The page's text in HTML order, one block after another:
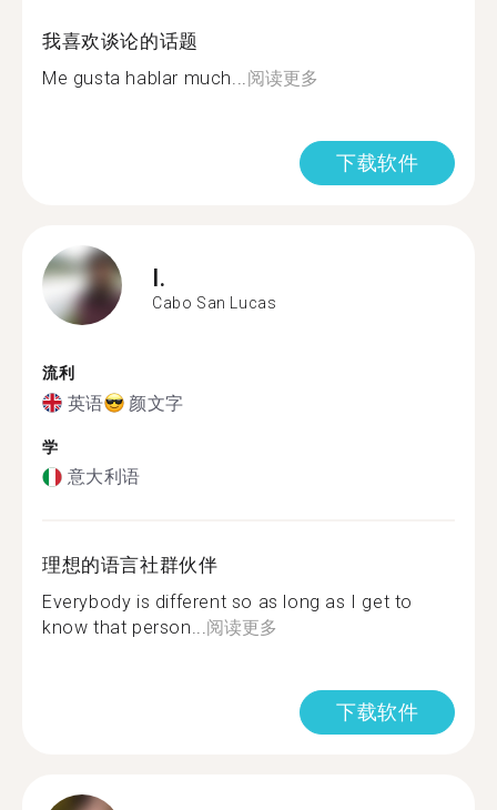
我喜欢谈论的话题
Me gusta hablar much...阅读更多
下载软件
I.
Cabo San Lucas
流利
英语 颜文字
学
意大利语
理想的语言社群伙伴
Everybody is different so as long as I get to
know that person...阅读更多
下载软件